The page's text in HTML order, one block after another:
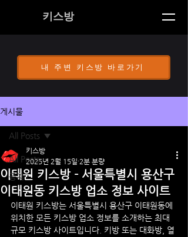
키스방
내 주변 키스방 바로가기
게시물
All Posts
공지
All Posts
이태원 키스방 - 서울특별시 용산구
이태원동 키스방 업소 정보 사이트
키스방
2025년 2월 15일 2분 분량
이태원 키스방는 서울특별시 용산구 이태원동에
위치한 모든 키스방 업소 정보를 소개하는 최대
규모 키스방 사이트입니다. 키방 또는 대화방, 열